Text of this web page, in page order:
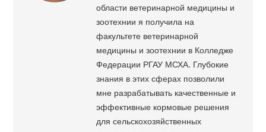
области ветеринарной медицины и
зоотехнии я получила на
факультете ветеринарной
медицины и зоотехнии в Колледже
Федерации РГАУ МСХА. Глубокие
знания в этих сферах позволили
мне разрабатывать качественные и
эффективные кормовые решения
для сельскохозяйственных